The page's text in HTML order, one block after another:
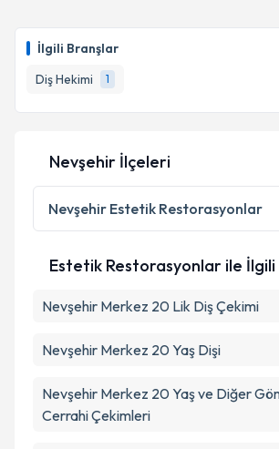
İlgili Branşlar
Diş Hekimi
1
hazırlandığında e-posta ile
E-posta Adresiniz
Kişisel verilerimin işlenmesine
Metni 'ni okudum ve kişisel
kapsamda işlenmesini kabul
Takvim Talebini
Nevşehir İlçeleri
Nevşehir Estetik Restorasyonlar
Estetik Restorasyonlar ile İlgili
Nevşehir Merkez 20 Lik Diş Çekimi
Nevşehir Merkez 20 Yaş Dişi
Nevşehir Merkez 20 Yaş ve Diğer
Cerrahi Çekimleri